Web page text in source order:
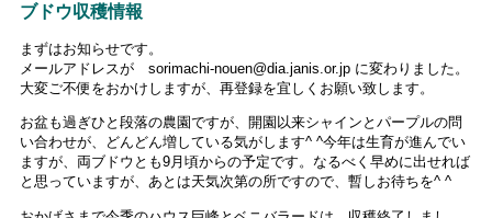
ブドウ収穫情報
まずはお知らせです。
メールアドレスが sorimachi-nouen@dia.janis.or.jp に変わりました。
大変ご不便をおかけしますが、再登録を宜しくお願い致します。
お盆も過ぎひと段落の農園ですが、開園以来シャインとパープルの問
い合わせが、どんどん増している気がします^ ^今年は生育が進んでい
ますが、両ブドウとも9月頃からの予定です。なるべく早めに出せれば
と思っていますが、あとは天気次第の所ですので、暫しお待ちを^ ^